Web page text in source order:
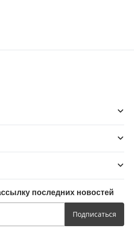
последних новостей
Подписаться